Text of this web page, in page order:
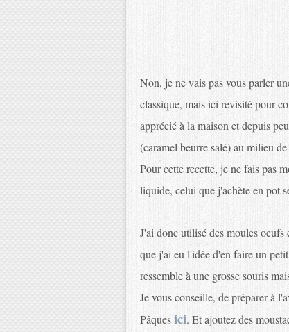
Non, je ne vais pas vous parler
classique, mais ici revisité pour
apprécié à la maison et depuis
(caramel beurre salé) au milieu
Pour cette recette, je ne fais pas
liquide, celui que j'achète en pot
J'ai donc utilisé des moules
que j'ai eu l'idée d'en faire un
ressemble à une grosse souris
Je vous conseille, de préparer à
Pâquesici. Et ajoutez des